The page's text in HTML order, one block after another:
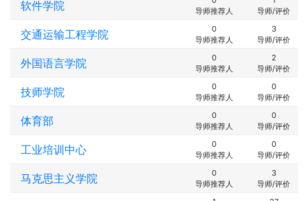
软件学院
导师推荐人
导师/评价
交通运输工程学院
0
导师推荐人
3
导师/评价
外国语言学院
0
导师推荐人
2
导师/评价
技师学院
0
导师推荐人
0
导师/评价
体育部
0
导师推荐人
0
导师/评价
工业培训中心
0
导师推荐人
0
导师/评价
马克思主义学院
0
导师推荐人
3
导师/评价